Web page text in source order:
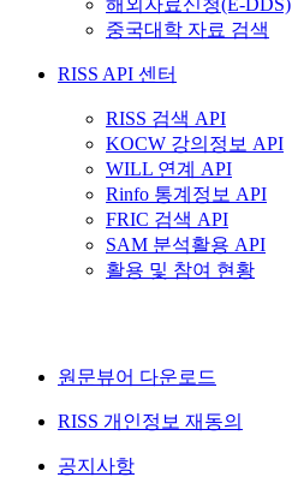
해외자료신청(E-DDS)
중국대학 자료 검색
RISS API 센터
RISS 검색 API
KOCW 강의정보 API
WILL 연계 API
Rinfo 통계정보 API
FRIC 검색 API
SAM 분석활용 API
활용 및 참여 현황
원문뷰어 다운로드
RISS 개인정보 재동의
공지사항